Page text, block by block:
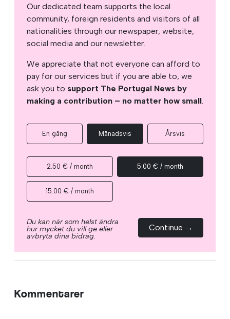
Our dedicated team supports the local
community, foreign residents and visitors of all
nationalities through our newspaper, website,
social media and our newsletter.
We appreciate that not everyone can afford to
pay for our services but if you are able to, we
ask you to support The Portugal News by
making a contribution – no matter how small.
En gång Månadsvis Årsvis
2.50 € / month 5.00 € / month
15.00 € / month
Du kan när som helst ändra
hur mycket du vill ge eller
avbryta dina bidrag.
Continue →
Kommentarer